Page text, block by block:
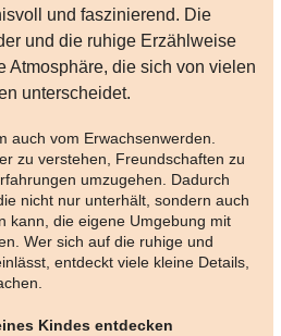
und faszinierend. Die
und die ruhige Erzählweise
Atmosphäre, die sich von vielen
unterscheidet.
auch vom Erwachsenwerden.
zu verstehen, Freundschaften zu
umzugehen. Dadurch
nicht nur unterhält, sondern auch
kann, die eigene Umgebung mit
Wer sich auf die ruhige und
entdeckt viele kleine Details,
Kindes entdecken